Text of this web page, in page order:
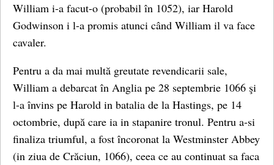
William i-a facut-o (probabil în 1052), iar Harold
Godwinson i l-a promis atunci când William il va face
cavaler.
Pentru a da mai multă greutate revendicarii sale,
William a debarcat în Anglia pe 28 septembrie 1066 şi
l-a învins pe Harold in batalia de la Hastings, pe 14
octombrie, după care ia in stapanire tronul. Pentru a-si
finaliza triumful, a fost încoronat la Westminster Abbey
(in ziua de Crăciun, 1066), ceea ce au continuat sa faca